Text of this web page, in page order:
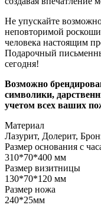
Не упускайте
неповторимой
человека настоящим
Подарочный
сегодня!
Возможно
символики,
учетом всех ваших
Материал
Лазурит, Долерит,
Размер основания с
310*70*400 мм
Размер визитницы
130*70*120 мм
Размер ножа
240*25мм